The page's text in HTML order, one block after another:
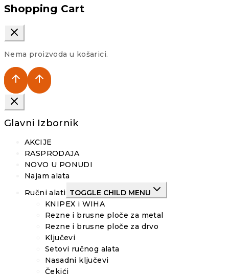
Shopping Cart
Nema proizvoda u košarici.
Glavni Izbornik
AKCIJE
RASPRODAJA
NOVO U PONUDI
Najam alata
Ručni alati TOGGLE CHILD MENU
KNIPEX i WIHA
Rezne i brusne ploče za metal
Rezne i brusne ploče za drvo
Ključevi
Setovi ručnog alata
Nasadni ključevi
Čekići